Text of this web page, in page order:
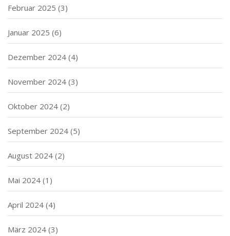
Februar 2025 (3)
Januar 2025 (6)
Dezember 2024 (4)
November 2024 (3)
Oktober 2024 (2)
September 2024 (5)
August 2024 (2)
Mai 2024 (1)
April 2024 (4)
März 2024 (3)